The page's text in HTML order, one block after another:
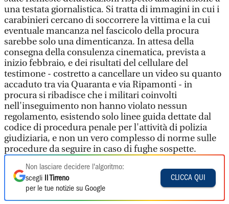
una testata giornalistica. Si tratta di immagini in cui i
carabinieri cercano di soccorrere la vittima e la cui
eventuale mancanza nel fascicolo della procura
sarebbe solo una dimenticanza. In attesa della
consegna della consulenza cinematica, prevista a
inizio febbraio, e dei risultati del cellulare del
testimone - costretto a cancellare un video su quanto
accaduto tra via Quaranta e via Ripamonti - in
procura si ribadisce che i militari coinvolti
nell'inseguimento non hanno violato nessun
regolamento, esistendo solo linee guida dettate dal
codice di procedura penale per l'attività di polizia
giudiziaria, e non un vero complesso di norme sulle
procedure da seguire in caso di fughe sospette.
Non lasciare decidere l'algoritmo:
scegli
Il Tirreno
per le tue notizie su Google
CLICCA QUI